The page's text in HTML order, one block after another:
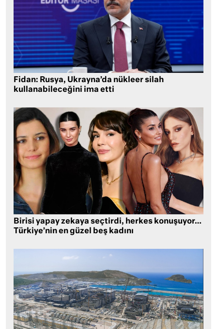
Fidan: Rusya, Ukrayna’da nükleer silah
kullanabileceğini ima etti
Birisi yapay zekaya seçtirdi, herkes konuşuyor…
Türkiye’nin en güzel beş kadını